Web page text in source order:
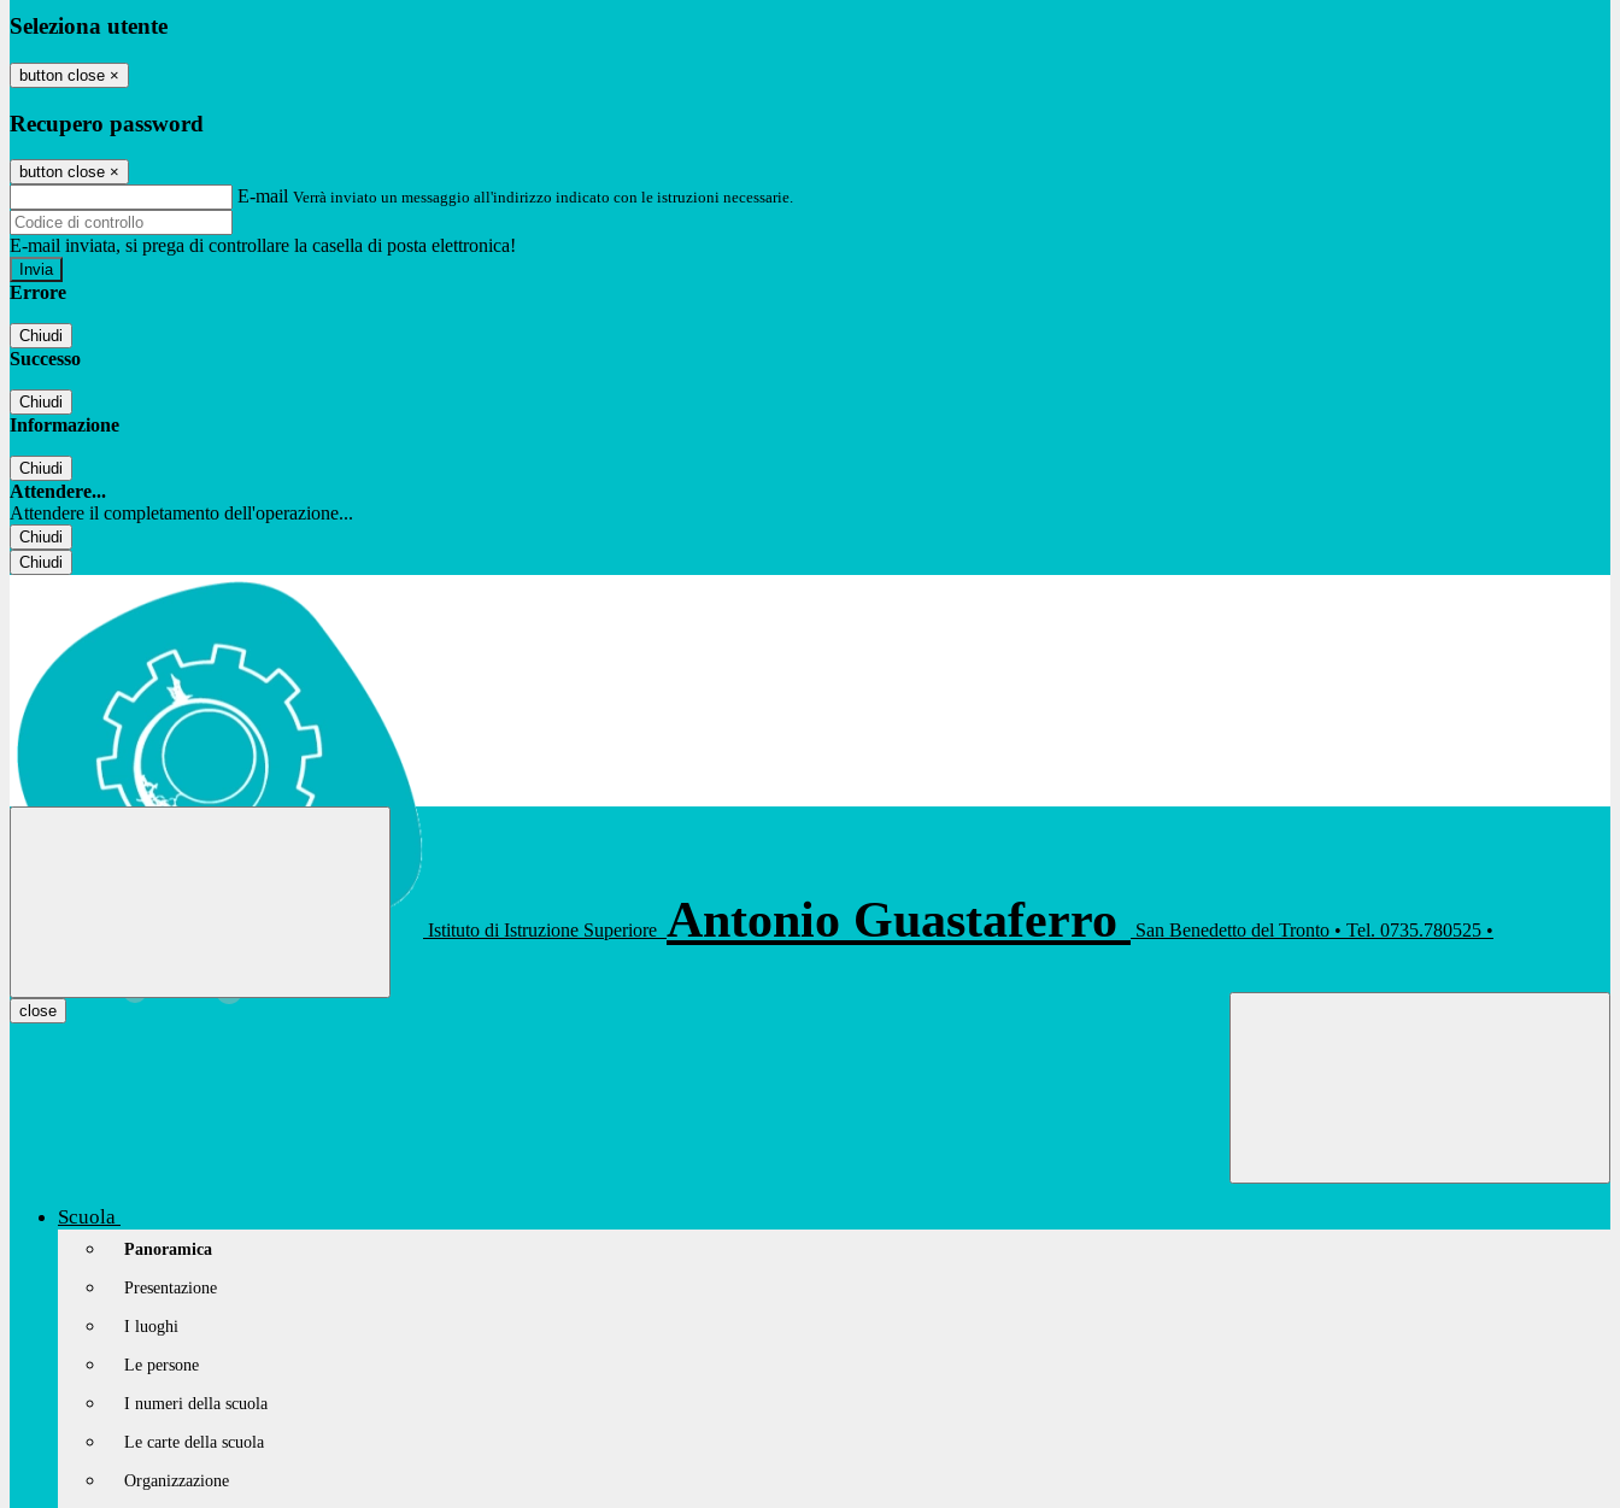
Seleziona utente
button close ×
Recupero password
button close ×
E-mail Verrà inviato un messaggio all'indirizzo indicato con le istruzioni necessarie.
E-mail inviata, si prega di controllare la casella di posta elettronica!
Errore
Chiudi
Successo
Chiudi
Informazione
Chiudi
Attendere...
Attendere il completamento dell'operazione...
Chiudi
Chiudi
Istituto di Istruzione Superiore Antonio Guastaferro
San Benedetto del Tronto • Tel. 0735.780525 •
close
Scuola
Panoramica
Presentazione
I luoghi
Le persone
I numeri della scuola
Le carte della scuola
Organizzazione